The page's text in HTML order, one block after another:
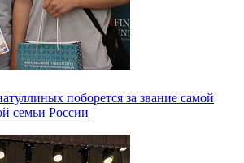
поборется за звание самой
семьи России